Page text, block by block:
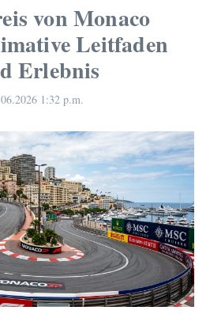
von Monaco
Leitfaden
Erlebnis
1:32 p.m.